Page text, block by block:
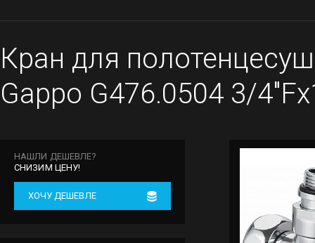
Кран для
Gappo G476.0504 3/
НАШЛИ ДЕШЕВЛЕ?
СНИЗИМ ЦЕНУ!
ХОЧУ ДЕШЕВЛЕ